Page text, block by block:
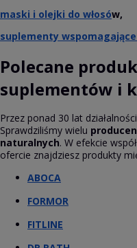
maski i olejki do włosów,
suplementy wspomagające
Polecane
suplementów i
Przez ponad 30 lat
Sprawdziliśmy wielu
naturalnych. W efekcie
ofercie znajdziesz produkty
ABOCA
FORMOR
FITLINE